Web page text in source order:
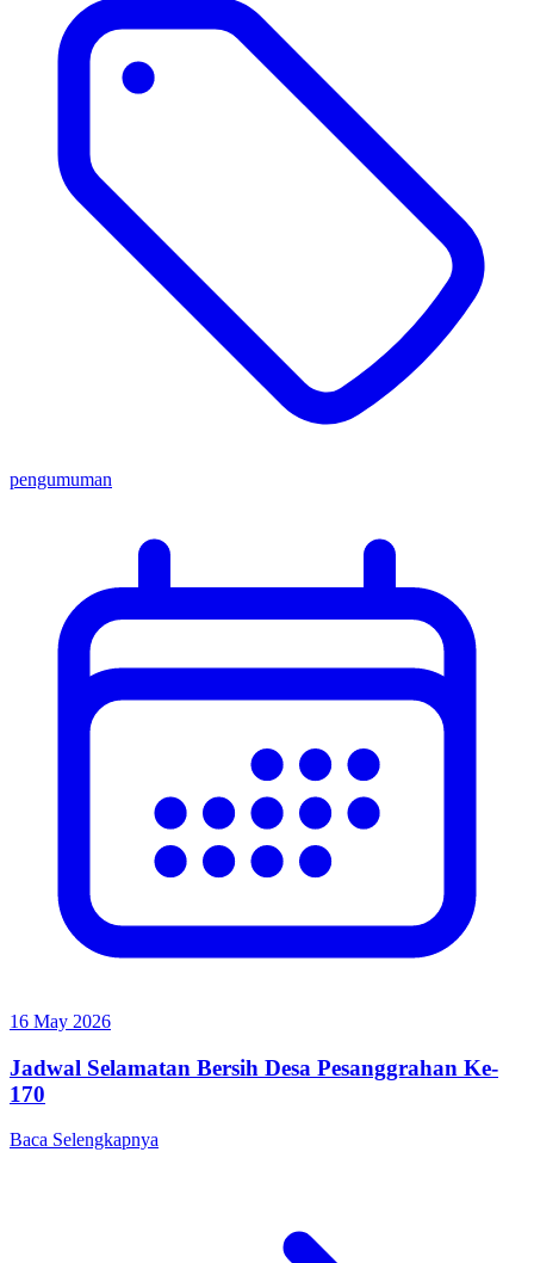
pengumuman
16 May 2026
Jadwal Selamatan Bersih Desa Pesanggrahan Ke-
170
Baca Selengkapnya